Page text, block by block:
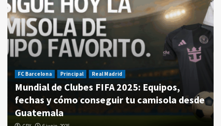
FC Barcelona Principal Real Madrid
Mundial de Clubes FIFA 2025: Equipos,
fechas y cómo conseguir tu camisola desde
Guatemala